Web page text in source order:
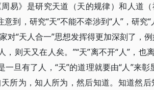
易》是研究天道（天的规律）和人道
到，研究“天”不能不牵涉到“人”，研究
对“天人合一”思想发挥得更加深刻了，
则天又在人矣。”“天”离不开“人”，也
旦有了人，“天”的道理就要由“人”来彰
天所为，知人所为，然后知道。知道然